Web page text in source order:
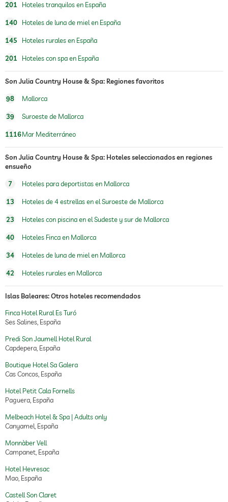
tratamientos
tratamientos faciales
pedicura
201 Hoteles tranquilos en España
140 Hoteles de luna de miel en España
145 Hoteles rurales en España
201 Hoteles con spa en España
Son Julia Country House & Spa: Regiones favoritos
98 Mallorca
39 Suroeste de Mallorca
1116Mar Mediterráneo
Son Julia Country House & Spa: Hoteles seleccionados en regiones
ensueño
7 Hoteles para deportistas en Mallorca
13 Hoteles de 4 estrellas en el Suroeste de Mallorca
23 Hoteles con piscina en el Sudeste y sur de Mallorca
40 Hoteles Finca en Mallorca
34 Hoteles de luna de miel en Mallorca
42 Hoteles rurales en Mallorca
Islas Baleares: Otros hoteles recomendados
Finca Hotel Rural Es Turó
Ses Salines, España
Predi Son Jaumell Hotel Rural
Capdepera, España
Boutique Hotel Sa Galera
Cas Concos, España
Hotel Petit Cala Fornells
Paguera, España
Melbeach Hotel & Spa | Adults only
Canyamel, España
Monnàber Vell
Campanet, España
Hotel Hevresac
Mao, España
Castell Son Claret